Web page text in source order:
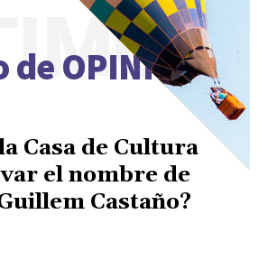
de OPINIÓN
Casa de Cultura
el nombre de
Castaño?